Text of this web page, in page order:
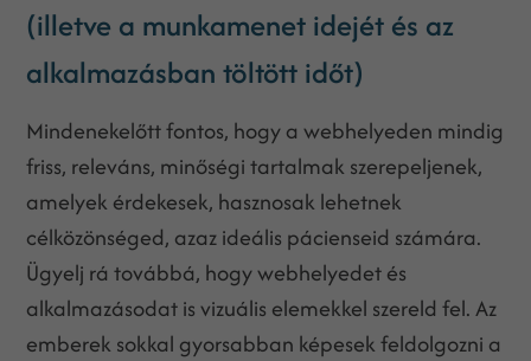
(illetve a munkamenet idejét és az
alkalmazásban töltött időt)
Mindenekelőtt fontos, hogy a webhelyeden mindig
friss, releváns, minőségi tartalmak szerepeljenek,
amelyek érdekesek, hasznosak lehetnek
célközönséged, azaz ideális pácienseid számára.
Ügyelj rá továbbá, hogy webhelyedet és
alkalmazásodat is vizuális elemekkel szereld fel. Az
emberek sokkal gyorsabban képesek feldolgozni a